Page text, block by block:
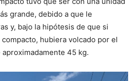
grande, debido a que le
y, bajo la hipótesis de que si
hubiera volcado por el
45 kg.